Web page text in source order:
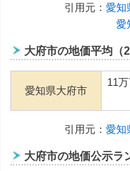
引用元： 愛知
愛
大府市の地価平均（
愛知県大府市
11
引用元： 愛知
大府市の地価公示ラ